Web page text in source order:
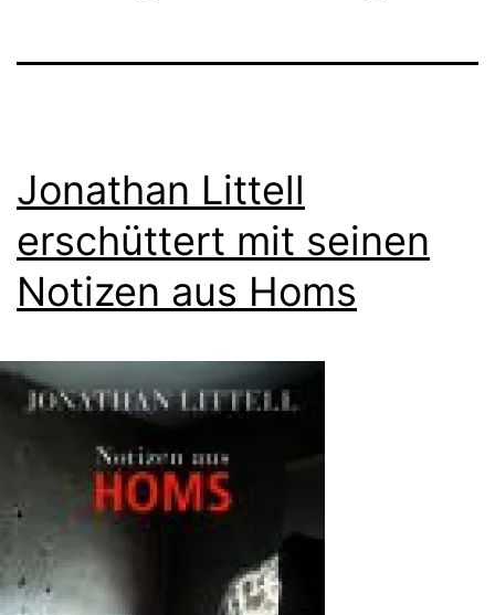
Jonathan Littell
erschüttert mit seinen
Notizen aus Homs